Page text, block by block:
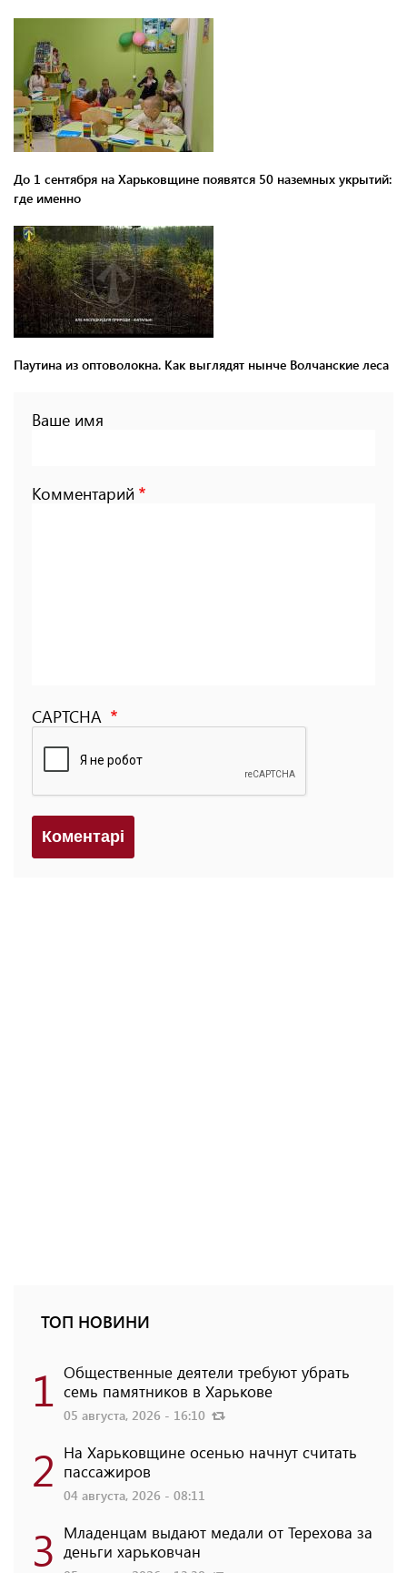
До 1 сентября на Харьковщине появятся 50 наземных укрытий:
где именно
Паутина из оптоволокна. Как выглядят нынче Волчанские леса
Ваше имя
Комментарий
CAPTCHA
Коментарi
ТОП НОВИНИ
1 Общественные деятели требуют убрать
семь памятников в Харькове
05 августа, 2026 - 16:10
2 На Харьковщине осенью начнут считать
пассажиров
04 августа, 2026 - 08:11
3 Младенцам выдают медали от Терехова за
деньги харьковчан